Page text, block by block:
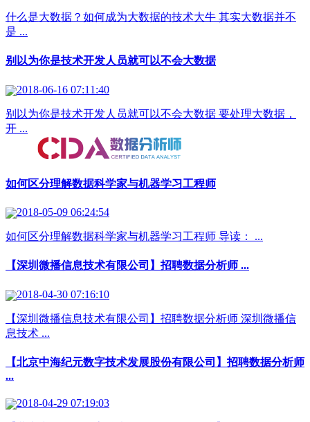
什么是大数据？如何成为大数据的技术大牛 其实大数据并不
是 ...
别以为你是技术开发人员就可以不会大数据
2018-06-16 07:11:40
别以为你是技术开发人员就可以不会大数据 要处理大数据，
开 ...
如何区分理解数据科学家与机器学习工程师
2018-05-09 06:24:54
如何区分理解数据科学家与机器学习工程师 导读： ...
【深圳微播信息技术有限公司】招聘数据分析师 ...
2018-04-30 07:16:10
【深圳微播信息技术有限公司】招聘数据分析师 深圳微播信
息技术 ...
【北京中海纪元数字技术发展股份有限公司】招聘数据分析师
...
2018-04-29 07:19:03